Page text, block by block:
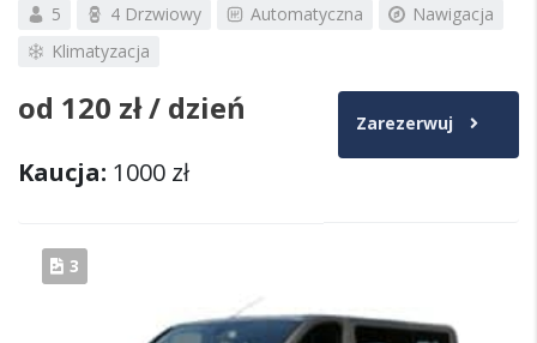
5 4 Drzwiowy Automatyczna
Nawigacja
Klimatyzacja
od 120 zł/ dzień Zarezerwuj
Kaucja: 1000 zł
3